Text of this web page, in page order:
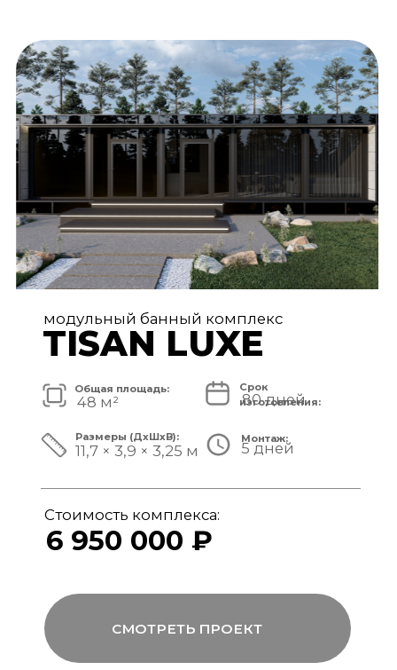
АРХИТЕКТУРА И ЭКСТЕРЬЕР
Мы совмещаем скорость модульной
сборки с технологиями капитального
строительства, включая использование
бетона, керамогранита и премиального
инженерного оборудования